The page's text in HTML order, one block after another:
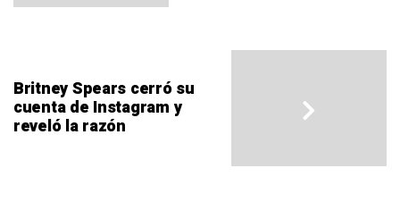
Britney Spears cerró su
cuenta de Instagram y
reveló la razón